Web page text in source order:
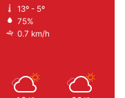
13º - 5º
75%
0.7 km/h